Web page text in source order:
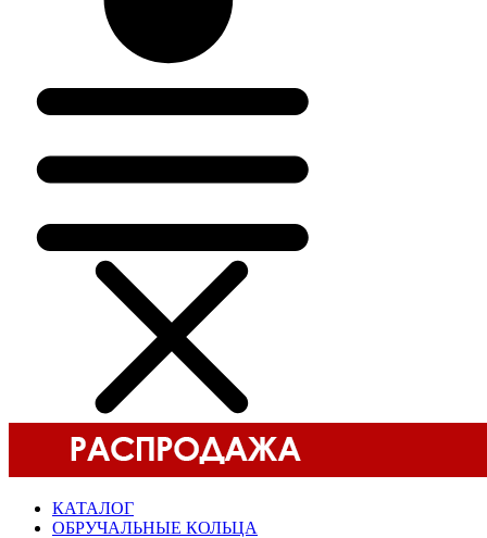
КАТАЛОГ
ОБРУЧАЛЬНЫЕ КОЛЬЦА